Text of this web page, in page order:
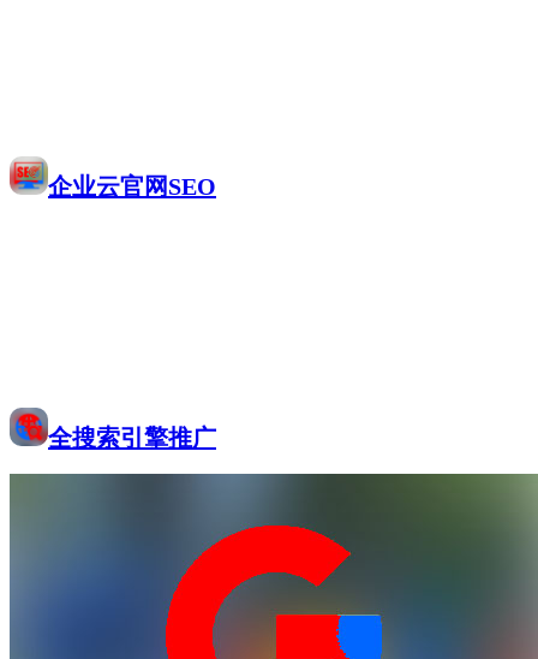
企业云官网SEO
全搜索引擎推广